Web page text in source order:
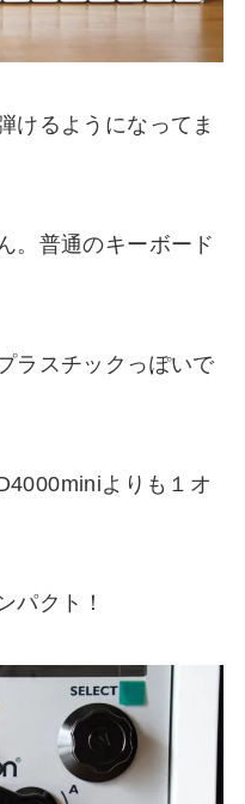
けるようになってま
。普通のキーボード
ラスチックっぽいで
よりも１オ
パクト！